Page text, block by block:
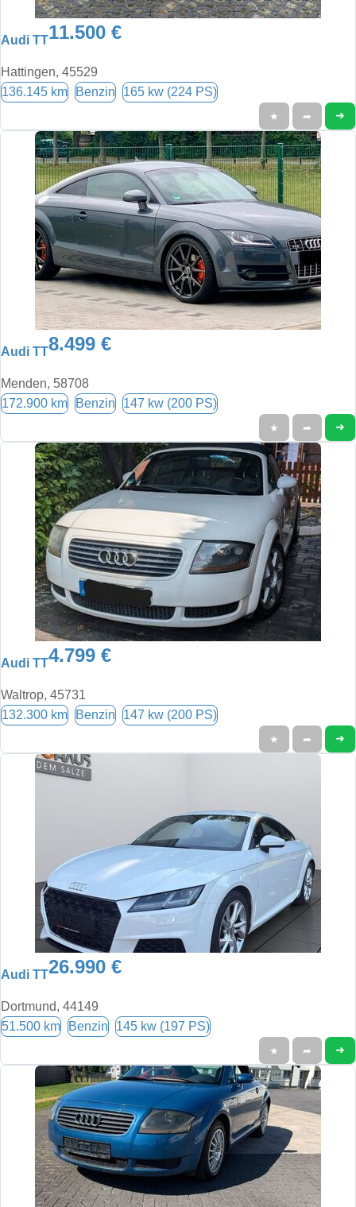
Audi TT11.500 €
Hattingen, 45529
136.145 km Benzin 165 kw (224 PS)
★ ➦ ➜
Audi TT8.499 €
Menden, 58708
172.900 km Benzin 147 kw (200 PS)
★ ➦ ➜
Audi TT4.799 €
Waltrop, 45731
132.300 km Benzin 147 kw (200 PS)
★ ➦ ➜
Audi TT26.990 €
Dortmund, 44149
51.500 km Benzin 145 kw (197 PS)
★ ➦ ➜